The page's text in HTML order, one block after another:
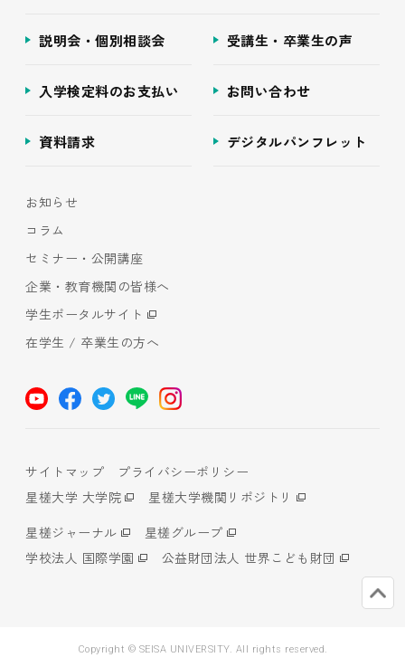
説明会・個別相談会 受講生・卒業生の声
入学検定料のお支払い お問い合わせ
資料請求 デジタルパンフレット
お知らせ
コラム
セミナー・公開講座
企業・教育機関の皆様へ
学生ポータルサイト
在学生 / 卒業生の方へ
サイトマップ
プライバシーポリシー
星槎大学 大学院
星槎大学機関リポジトリ
星槎ジャーナル
星槎グループ
学校法人 国際学園
公益財団法人 世界こども財団
Copyright © SEISA UNIVERSITY. All rights reserved.